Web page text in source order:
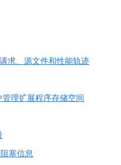
求、源文件和性能轨迹
管理扩展程序存储空间
塞信息